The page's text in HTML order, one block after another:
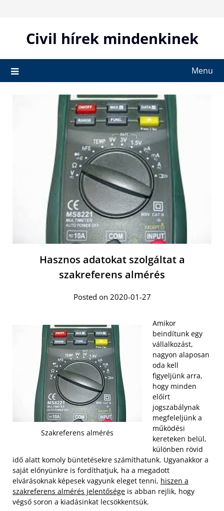
contentCivil hírek mindenkinek
Menu
Hasznos adatokat szolgáltat a
szakreferens almérés
Posted on 2020-01-27
Szakreferens almérés
Amikor
beindítunk egy
vállalkozást,
nagyon alaposan
oda kell
figyeljünk arra,
hogy minden
előírt
jogszabálynak
megfeleljünk a
működési
kereteken belül,
különben rövid
idő alatt komoly büntetésekre számíthatunk. Ugyanakkor a
saját előnyünkre is fordíthatjuk, ha a megadott
elvárásoknak képesek vagyunk eleget tenni, hiszen a
szakreferens almérés jelentősége is abban rejlik, hogy
végső soron a kiadásinkat lecsökkentsük.